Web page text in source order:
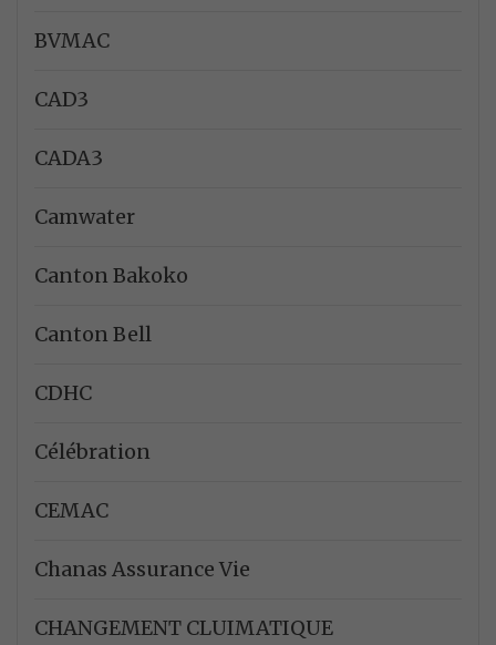
BVMAC
CAD3
CADA3
Camwater
Canton Bakoko
Canton Bell
CDHC
Célébration
CEMAC
Chanas Assurance Vie
CHANGEMENT CLUIMATIQUE